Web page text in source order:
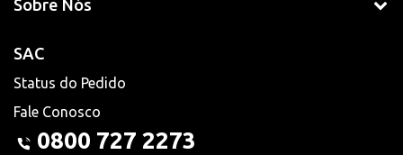
Sobre Nós
SAC
Status do Pedido
Fale Conosco
0800 727 2273